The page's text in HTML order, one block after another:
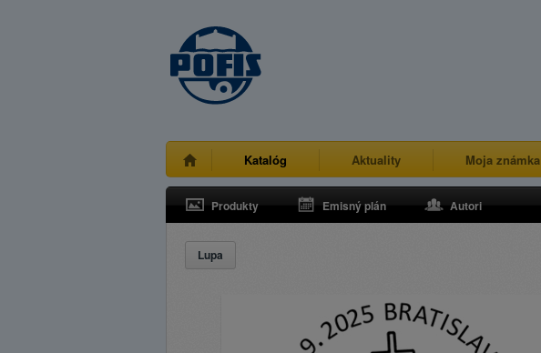
Katalóg Aktuality Moja známka
Produkty Emisný plán Autori
Lupa